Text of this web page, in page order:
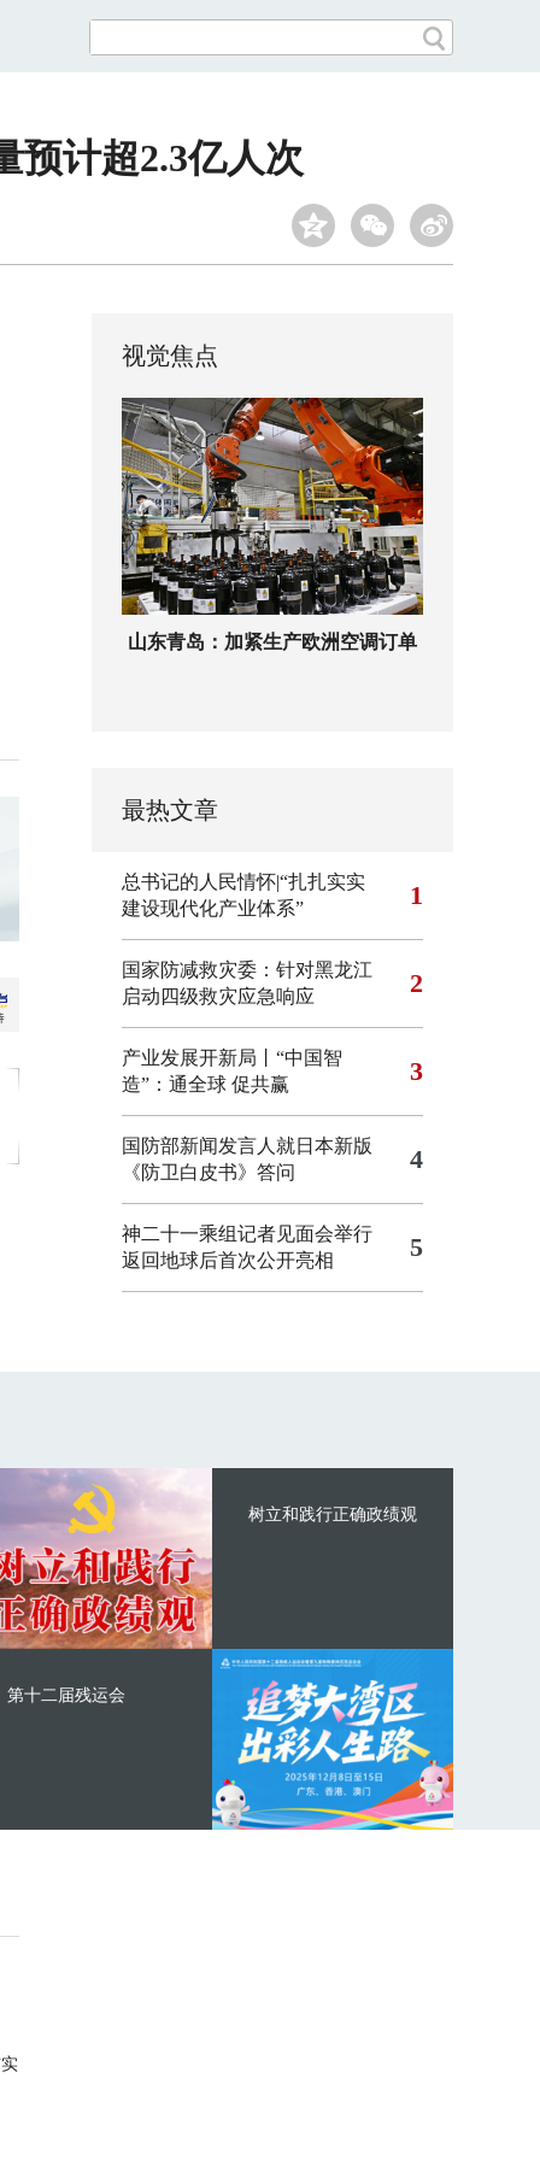
预计超2.3亿人次
视觉焦点
山东青岛：加紧生产欧洲空调订单
最热文章
总书记的人民情怀|“扎扎实实
建设现代化产业体系”
1
国家防减救灾委：针对黑龙江
启动四级救灾应急响应
2
产业发展开新局丨“中国智
造”：通全球 促共赢
3
国防部新闻发言人就日本新版
《防卫白皮书》答问
4
神二十一乘组记者见面会举行
返回地球后首次公开亮相
5
树立和践行正确政绩观
第十二届残运会